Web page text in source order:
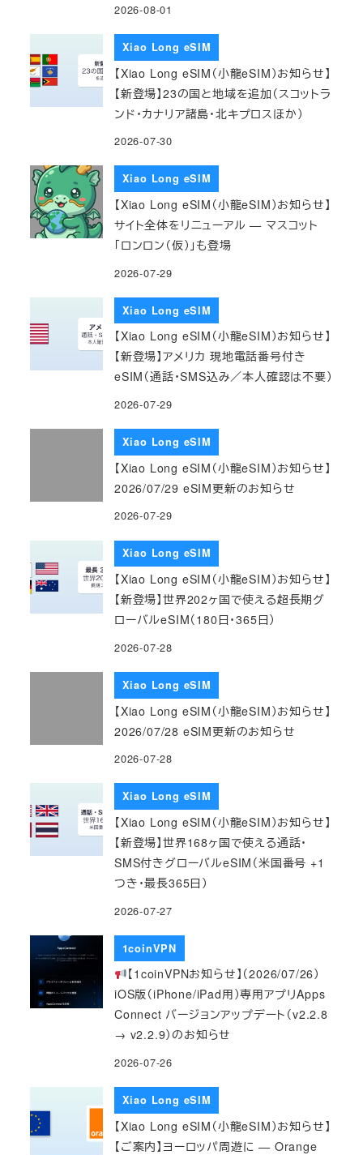
2026-08-01
Xiao Long eSIM
【Xiao Long eSIM（小龍eSIM）お知らせ】
【新登場】23の国と地域を追加（スコットラ
ンド・カナリア諸島・北キプロスほか）
2026-07-30
Xiao Long eSIM
【Xiao Long eSIM（小龍eSIM）お知らせ】
サイト全体をリニューアル — マスコット
「ロンロン（仮）」も登場
2026-07-29
Xiao Long eSIM
【Xiao Long eSIM（小龍eSIM）お知らせ】
【新登場】アメリカ 現地電話番号付き
eSIM（通話・SMS込み／本人確認は不要）
2026-07-29
Xiao Long eSIM
【Xiao Long eSIM（小龍eSIM）お知らせ】
2026/07/29 eSIM更新のお知らせ
2026-07-29
Xiao Long eSIM
【Xiao Long eSIM（小龍eSIM）お知らせ】
【新登場】世界202ヶ国で使える超長期グ
ローバルeSIM（180日・365日）
2026-07-28
Xiao Long eSIM
【Xiao Long eSIM（小龍eSIM）お知らせ】
2026/07/28 eSIM更新のお知らせ
2026-07-28
Xiao Long eSIM
【Xiao Long eSIM（小龍eSIM）お知らせ】
【新登場】世界168ヶ国で使える通話・
SMS付きグローバルeSIM（米国番号 +1
つき・最長365日）
2026-07-27
1coinVPN
【1coinVPNお知らせ】（2026/07/26）
iOS版（iPhone/iPad用）専用アプリApps
Connect バージョンアップデート（v2.2.8
→ v2.2.9）のお知らせ
2026-07-26
Xiao Long eSIM
【Xiao Long eSIM（小龍eSIM）お知らせ】
【ご案内】ヨーロッパ周遊に — Orange